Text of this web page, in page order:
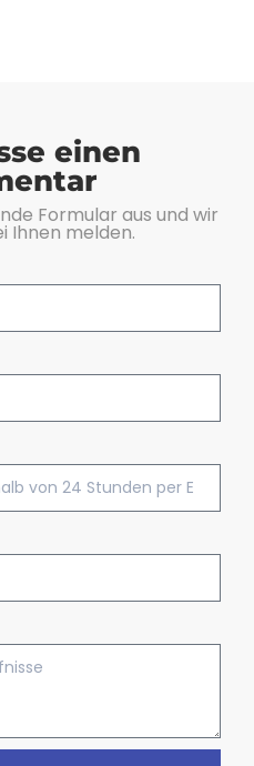
einen
Formular aus und wir
Ihnen melden.